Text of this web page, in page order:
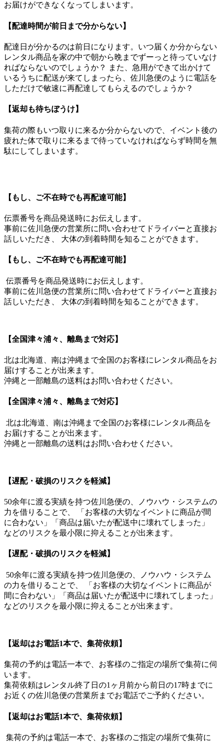
お届けができなくなってしまいます。
【配達時間が前日まで分からない】
配達日が分かるのは前日になります。いつ届くか分からない
レンタル商品を家の中で朝から晩までずーっと待っていなけ
ればならないのでしょうか？ また、急用ができて出かけて
いるうちに配送が来てしまったら、佐川急便のように電話を
しただけで敏速に再配達してもらえるのでしょうか？
【返却も待ちぼうけ】
集荷の際もいつ取りに来るか分からないので、イベント後の
疲れた体で取りに来るまで待っていなければならず時間を無
駄にしてしまいます。
【もし、ご不在時でも再配達可能】
伝票番号を商品発送時にお伝えします。
事前に佐川急便の営業所に問い合わせてドライバーと直接お
話しいただき、 大体の到着時間を知ることができます。
【もし、ご不在時でも再配達可能】
伝票番号を商品発送時にお伝えします。
事前に佐川急便の営業所に問い合わせてドライバーと直接お
話しいただき、 大体の到着時間を知ることができます。
【全国津々浦々、離島まで対応】
北は北海道、南は沖縄まで全国のお客様にレンタル商品をお
届けすることが出来ます。
沖縄と一部離島の送料はお問い合わせください。
【全国津々浦々、離島まで対応】
北は北海道、南は沖縄まで全国のお客様にレンタル商品を
お届けすることが出来ます。
沖縄と一部離島の送料はお問い合わせください。
【遅配・破損のリスクを軽減】
50余年に渡る実績を持つ佐川急便の、ノウハウ・システムの
力を借りることで、 「お客様の大切なイベントに商品が間
に合わない」「商品は届いたが配送中に壊れてしまった」
などのリスクを最小限に抑えることが出来ます。
【遅配・破損のリスクを軽減】
50余年に渡る実績を持つ佐川急便の、ノウハウ・システム
の力を借りることで、 「お客様の大切なイベントに商品が
間に合わない」「商品は届いたが配送中に壊れてしまった」
などのリスクを最小限に抑えることが出来ます。
【返却はお電話1本で、集荷依頼】
集荷の予約は電話一本で、お客様のご指定の場所で集荷に伺
います。
集荷依頼はレンタル終了日の1ヶ月前から前日の17時までに
お近くの佐川急便の営業所までお電話でご予約ください。
【返却はお電話1本で、集荷依頼】
集荷の予約は電話一本で、お客様のご指定の場所で集荷に